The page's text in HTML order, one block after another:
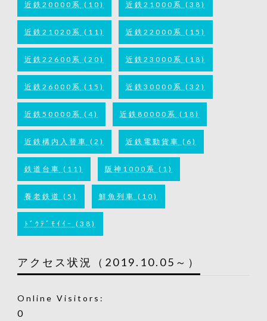
近鉄20000系 (10) 近鉄21000系 (38)
近鉄21020系 (11) 近鉄22000系 (15)
近鉄22600系 (20) 近鉄23000系 (18)
近鉄26000系 (15) 近鉄30000系 (32)
近鉄50000系 (4) 近鉄80000系 (18)
近鉄構内入替車 (2) 近鉄電動貨車 (6)
鉄道台車 (11) 阪神1000系 (1)
養老鉄道 (5) 鮮魚列車 (10)
ﾄﾞｳﾃﾞﾓｲｲｰ (38)
アクセス状況（2019.10.05～）
Online Visitors:
0